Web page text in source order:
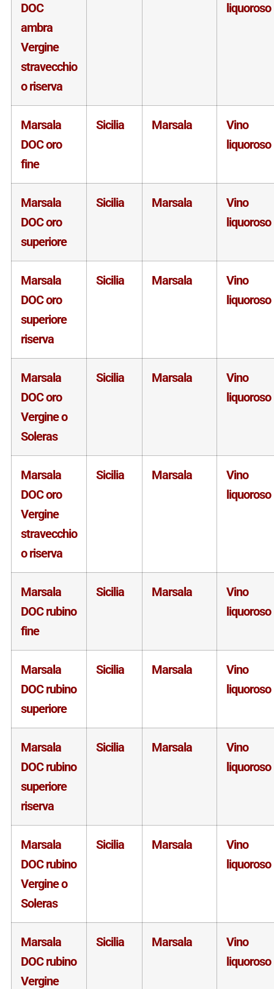
DOC
ambra
Vergine
stravecchio
o riserva
liquoroso
Marsala
DOC oro
fine
Sicilia Marsala
Vino
liquoroso
Marsala
DOC oro
superiore
Sicilia Marsala
Vino
liquoroso
Marsala
DOC oro
superiore
riserva
Sicilia Marsala
Vino
liquoroso
Marsala
DOC oro
Vergine o
Soleras
Sicilia Marsala
Vino
liquoroso
Marsala
DOC oro
Vergine
stravecchio
o riserva
Sicilia Marsala
Vino
liquoroso
Marsala
DOC rubino
fine
Sicilia Marsala
Vino
liquoroso
Marsala
DOC rubino
superiore
Sicilia Marsala
Vino
liquoroso
Marsala
DOC rubino
superiore
riserva
Sicilia Marsala
Vino
liquoroso
Marsala
DOC rubino
Vergine o
Soleras
Sicilia Marsala
Vino
liquoroso
Marsala
DOC rubino
Vergine
Sicilia Marsala
Vino
liquoroso